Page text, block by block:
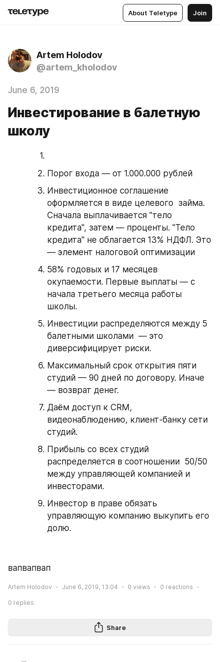
About Teletype Join
Artem Holodov
@artem_kholodov
June 6, 2019
Инвестирование в балетную
школу
Порог входа — от 1.000.000 рублей
Инвестиционное соглашение
оформляется в виде целевого  займа.
Сначала выплачивается "тело
кредита", затем — проценты. "Тело
кредита" не облагается 13% НДФЛ. Это
— элемент налоговой оптимизации
58% годовых и 17 месяцев
окупаемости. Первые выплаты — с
начала третьего месяца работы
школы.
Инвестиции распределяются между 5
балетными школами  — это
диверсифицирует риски.
Максимальный срок открытия пяти
студий — 90 дней по договору. Иначе
— возврат денег.
Даём доступ к CRM,
видеонаблюдению, клиент-банку сети
студий.
Прибыль со всех студий
распределяется в соотношении  50/50
между управляющей компанией и
инвесторами.
Инвестор в праве обязать
управляющую компанию выкупить его
долю.
вапвапвап
Artem Holodov June 6, 2019, 13:04 0 views 0 reactions
0 replies
Share